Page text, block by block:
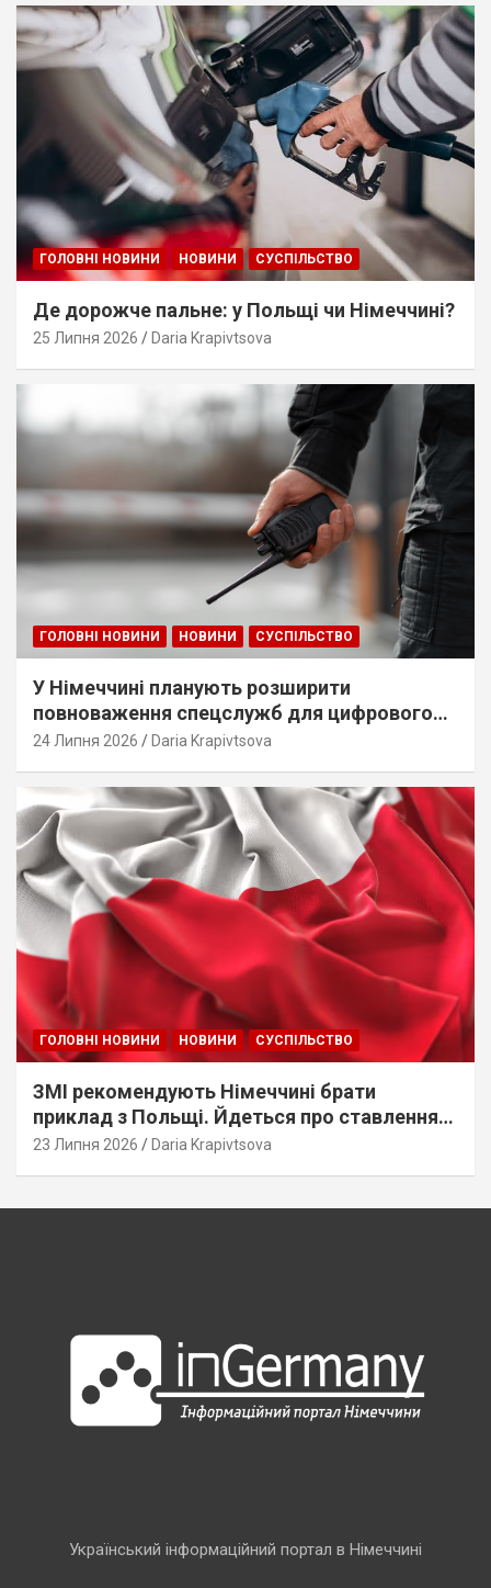
ГОЛОВНІ НОВИНИ НОВИНИ СУСПІЛЬСТВО
Де дорожче пальне: у Польщі чи Німеччині?
25 Липня 2026 Daria Krapivtsova
ГОЛОВНІ НОВИНИ НОВИНИ СУСПІЛЬСТВО
У Німеччині планують розширити
повноваження спецслужб для цифрового
стеження
24 Липня 2026 Daria Krapivtsova
ГОЛОВНІ НОВИНИ НОВИНИ СУСПІЛЬСТВО
ЗМІ рекомендують Німеччині брати
приклад з Польщі. Йдеться про ставлення
до українців
23 Липня 2026 Daria Krapivtsova
Український інформаційний портал в Німеччині